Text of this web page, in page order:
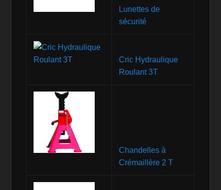
Lunettes de
sécurité
Cric Hydraulique
Roulant 3T
Chandelles à
Crémaillère 2 T